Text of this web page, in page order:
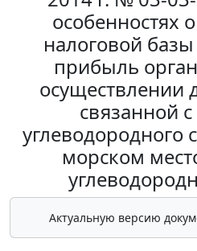
особенностях
налоговой
прибыль
осуществлении
связанной
углеводородного
морском
Актуальную версию